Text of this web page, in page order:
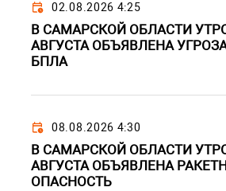
02.08.2026 4:25
В САМАРСКОЙ ОБЛАСТИ
АВГУСТА ОБЪЯВЛЕНА
БПЛА
08.08.2026 4:30
В САМАРСКОЙ ОБЛАСТИ
АВГУСТА ОБЪЯВЛЕНА
ОПАСНОСТЬ